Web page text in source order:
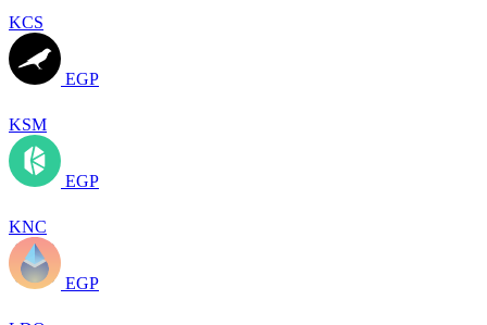
KCS
EGP
KSM
EGP
KNC
EGP